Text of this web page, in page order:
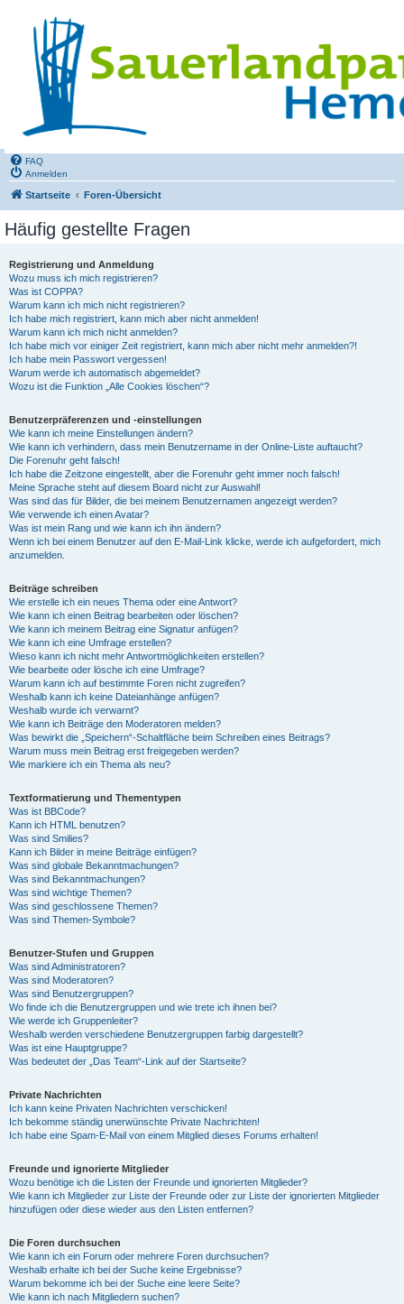
FAQ
Anmelden
Startseite Foren-Übersicht
Häufig gestellte Fragen
Registrierung und Anmeldung
Wozu muss ich mich registrieren?
Was ist COPPA?
Warum kann ich mich nicht registrieren?
Ich habe mich registriert, kann mich aber nicht anmelden!
Warum kann ich mich nicht anmelden?
Ich habe mich vor einiger Zeit registriert, kann mich aber nicht mehr anmelden?!
Ich habe mein Passwort vergessen!
Warum werde ich automatisch abgemeldet?
Wozu ist die Funktion „Alle Cookies löschen“?
Benutzerpräferenzen und -einstellungen
Wie kann ich meine Einstellungen ändern?
Wie kann ich verhindern, dass mein Benutzername in der Online-Liste auftaucht?
Die Forenuhr geht falsch!
Ich habe die Zeitzone eingestellt, aber die Forenuhr geht immer noch falsch!
Meine Sprache steht auf diesem Board nicht zur Auswahl!
Was sind das für Bilder, die bei meinem Benutzernamen angezeigt werden?
Wie verwende ich einen Avatar?
Was ist mein Rang und wie kann ich ihn ändern?
Wenn ich bei einem Benutzer auf den E-Mail-Link klicke, werde ich aufgefordert, mich
anzumelden.
Beiträge schreiben
Wie erstelle ich ein neues Thema oder eine Antwort?
Wie kann ich einen Beitrag bearbeiten oder löschen?
Wie kann ich meinem Beitrag eine Signatur anfügen?
Wie kann ich eine Umfrage erstellen?
Wieso kann ich nicht mehr Antwortmöglichkeiten erstellen?
Wie bearbeite oder lösche ich eine Umfrage?
Warum kann ich auf bestimmte Foren nicht zugreifen?
Weshalb kann ich keine Dateianhänge anfügen?
Weshalb wurde ich verwarnt?
Wie kann ich Beiträge den Moderatoren melden?
Was bewirkt die „Speichern“-Schaltfläche beim Schreiben eines Beitrags?
Warum muss mein Beitrag erst freigegeben werden?
Wie markiere ich ein Thema als neu?
Textformatierung und Thementypen
Was ist BBCode?
Kann ich HTML benutzen?
Was sind Smilies?
Kann ich Bilder in meine Beiträge einfügen?
Was sind globale Bekanntmachungen?
Was sind Bekanntmachungen?
Was sind wichtige Themen?
Was sind geschlossene Themen?
Was sind Themen-Symbole?
Benutzer-Stufen und Gruppen
Was sind Administratoren?
Was sind Moderatoren?
Was sind Benutzergruppen?
Wo finde ich die Benutzergruppen und wie trete ich ihnen bei?
Wie werde ich Gruppenleiter?
Weshalb werden verschiedene Benutzergruppen farbig dargestellt?
Was ist eine Hauptgruppe?
Was bedeutet der „Das Team“-Link auf der Startseite?
Private Nachrichten
Ich kann keine Privaten Nachrichten verschicken!
Ich bekomme ständig unerwünschte Private Nachrichten!
Ich habe eine Spam-E-Mail von einem Mitglied dieses Forums erhalten!
Freunde und ignorierte Mitglieder
Wozu benötige ich die Listen der Freunde und ignorierten Mitglieder?
Wie kann ich Mitglieder zur Liste der Freunde oder zur Liste der ignorierten Mitglieder
hinzufügen oder diese wieder aus den Listen entfernen?
Die Foren durchsuchen
Wie kann ich ein Forum oder mehrere Foren durchsuchen?
Weshalb erhalte ich bei der Suche keine Ergebnisse?
Warum bekomme ich bei der Suche eine leere Seite?
Wie kann ich nach Mitgliedern suchen?